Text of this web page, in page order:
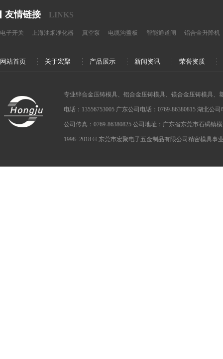
友情链接 LINKS
电子开关 上海油烟净化器 真空泵 电缆沟盖板 智能通道闸 铝合金升降机
网站首页 关于宏聚 产品展示 新闻资讯 荣誉资质
专业锌合金压铸模具、铝合金压铸模具、镁合金压铸模具、
电话：13556753005 广东公司电话：0769-86380815 湖北公
公司传真：0769-86380825 公司地址：广东省东莞市石碣镇
1998- 2018 © 东莞市宏聚电子五金制品有限公司精密模具事